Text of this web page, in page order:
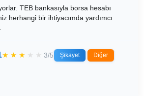
TEB bankasıyla borsa hesabı
herhangi bir ihtiyacımda yardımcı
★ ★ ★ ★ ★ 3/5 Şikayet Diğer